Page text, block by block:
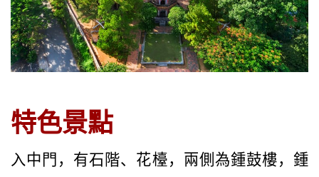
特色景點
入中門，有石階、花檯，兩側為鍾鼓樓，鍾